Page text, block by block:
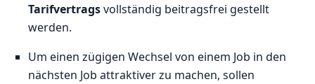
Tarifvertragsvollständig beitragsfrei gestellt
werden.
Um einen zügigen Wechsel von einem Job in den
nächsten Job attraktiver zu machen, sollen